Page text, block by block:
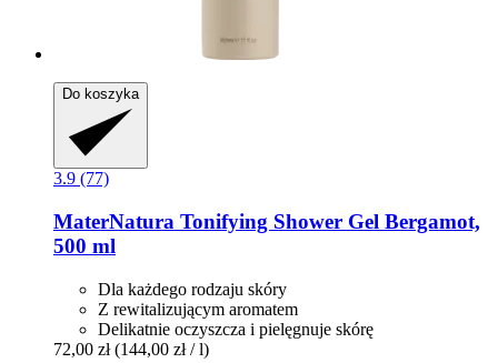
Do koszyka
3.9 (77)
MaterNatura Tonifying Shower Gel Bergamot,
500 ml
Dla każdego rodzaju skóry
Z rewitalizującym aromatem
Delikatnie oczyszcza i pielęgnuje skórę
72,00 zł (144,00 zł / l)